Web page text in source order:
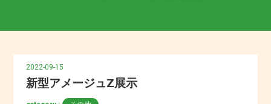
2022-09-15
新型アメージュZ展示